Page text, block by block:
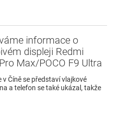
informace o
displeji Redmi
Max/POCO F9 Ultra
Číně se představí vlajkové
a telefon se také ukázal, takže